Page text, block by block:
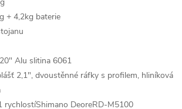
+ 4,2kg baterie
Alu slitina 6061
2,1", dvoustěnné ráfky s profilem, hliníková
rychlostíShimano DeoreRD-M5100